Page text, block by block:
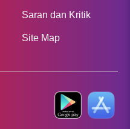
Saran dan Kritik
Site Map